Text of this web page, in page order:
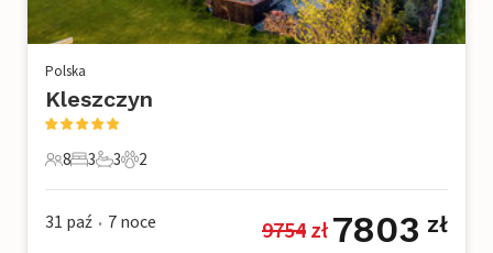
Polska
Kleszczyn
8 Goście
8
3 Sypialnie
3
3 Łazienki
3
2 Zwierzęta domowe
2
31 paź • 7 noce 9754 zł 7803 zł